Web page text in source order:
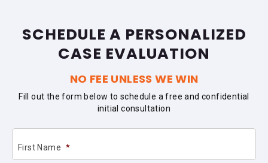
SCHEDULE A PERSONALIZED
CASE EVALUATION
NO FEE UNLESS WE WIN
Fill out the form below to schedule a free and confidential
initial consultation
First Name *